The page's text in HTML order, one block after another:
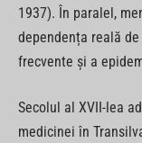
1937). În paralel,
dependența reală
frecvente și a
Secolul al XVII-lea
medicinei în